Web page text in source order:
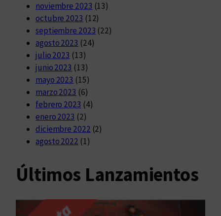
noviembre 2023 (13)
octubre 2023 (12)
septiembre 2023 (22)
agosto 2023 (24)
julio 2023 (13)
junio 2023 (13)
mayo 2023 (15)
marzo 2023 (6)
febrero 2023 (4)
enero 2023 (2)
diciembre 2022 (2)
agosto 2022 (1)
Últimos Lanzamientos